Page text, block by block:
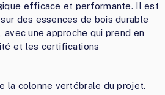
efficace et performante. Il est
des essences de bois durable
une approche qui prend en
et les certifications
la colonne vertébrale du projet.